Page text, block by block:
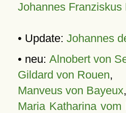
Johannes Franziskus
• Update: Johannes
• neu: Alnobert von
Gildard von Rouen,
Manveus von Bayeux,
Maria Katharina